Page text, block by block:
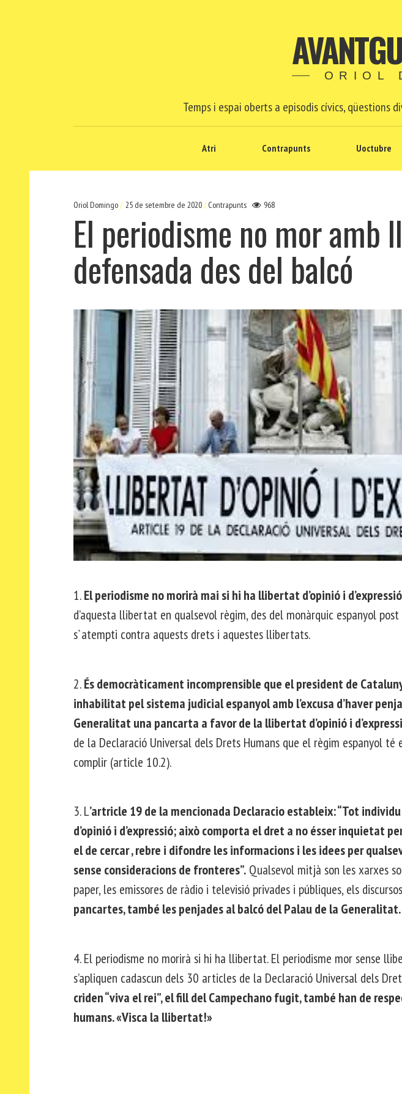
ORIOL
Temps i espai oberts a episodis cívics, qüestions
Atri Contrapunts Uoctubre
Oriol Domingo 25 de setembre de 2020 Contrapunts 968
El periodisme no mor amb
defensada des del balcó
1.El periodisme no morirà mai si hi ha llibertat d’opinió i
d’aquesta llibertat en qualsevol règim, des del monàrquic espanyol
s`atempti contra aquests drets i aquestes llibertats.
2.És democràticament incomprensible que el president de
inhabilitat pel sistema judicial espanyol amb l’excusa d’haver
Generalitat una pancarta a favor de la llibertat d’opinió i
de la Declaració Universal dels Drets Humans que el règim espanyol
complir (article 10.2).
3. L’artricle 19 de la mencionada Declaracio estableix: “Tot
d’opinió i d’expressió; això comporta el dret a no ésser inquietat
el de cercar , rebre i difondre les informacions i les idees per
sense consideracions de fronteres”. Qualsevol mitjà son les xarxes
paper, les emissores de ràdio i televisió privades i públiques, els
pancartes, també les penjades al balcó del Palau de la Generalitat.
4. El periodisme no morirà si hi ha llibertat. El periodisme mor sense
s’apliquen cadascun dels 30 articles de la Declaració Universal dels
criden “viva el rei”, el fill del Campechano fugit, també han de
humans. «Visca la llibertat!»